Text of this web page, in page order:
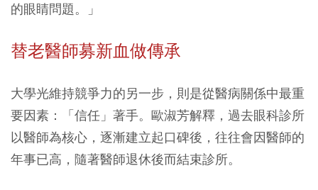
的眼睛問題。」
替老醫師募新血做傳承
大學光維持競爭力的另一步，則是從醫病關係中最重
要因素：「信任」著手。歐淑芳解釋，過去眼科診所
以醫師為核心，逐漸建立起口碑後，往往會因醫師的
年事已高，隨著醫師退休後而結束診所。